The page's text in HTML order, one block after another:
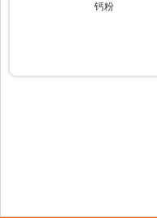
钙粉